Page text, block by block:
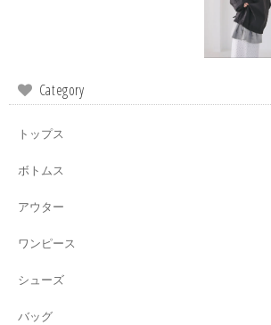
Category
トップス
ボトムス
アウター
ワンピース
シューズ
バッグ